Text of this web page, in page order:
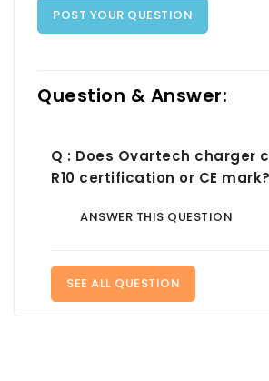
POST YOUR QUESTION
Question & Answer:
Q : Does Ovartech charger
R10 certification or CE mark?
ANSWER THIS QUESTION
SEE ALL QUESTION